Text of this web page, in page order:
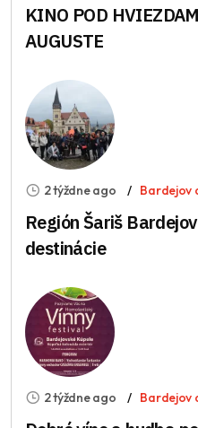
KINO POD
AUGUSTE
2 týždne ago Bardejov
Región Šariš
destinácie
2 týždne ago Bardejov